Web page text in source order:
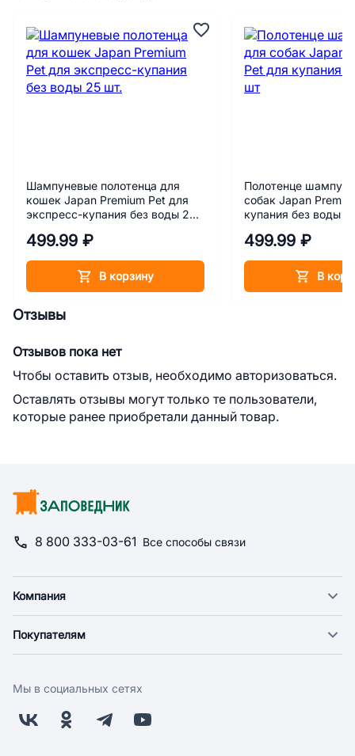
Шампуневые полотенца для
кошек Japan Premium Pet для
экспресс-купания без воды 25
499.99 ₽
В корзину
Полотенце
собак Japan
купания без воды
499.99 ₽
В
Отзывы
Отзывов пока нет
Чтобы оставить отзыв, необходимо авторизоваться.
Оставлять отзывы могут только те пользователи,
которые ранее приобретали данный товар.
8 800 333-03-61 Все способы связи
Компания
Новости
Поставщикам
Заводчикам
Покупателям
Оплата
Бонусная программа
Мы в социальных сетях